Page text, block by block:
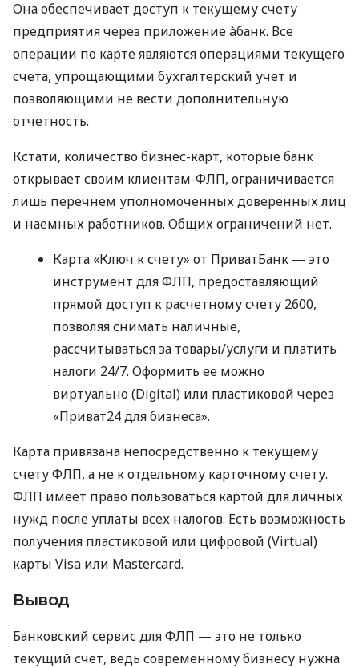
Она обеспечивает доступ к текущему счету
предприятия через приложение àбанк. Все
операции по карте являются операциями текущего
счета, упрощающими бухгалтерский учет и
позволяющими не вести дополнительную
отчетность.
Кстати, количество бизнес-карт, которые банк
открывает своим клиентам-ФЛП, ограничивается
лишь перечнем уполномоченных доверенных лиц
и наемных работников. Общих ограничений нет.
Карта «Ключ к счету» от ПриватБанк — это
инструмент для ФЛП, предоставляющий
прямой доступ к расчетному счету 2600,
позволяя снимать наличные,
рассчитываться за товары/услуги и платить
налоги 24/7. Оформить ее можно
виртуально (Digital) или пластиковой через
«Приват24 для бизнеса».
Карта привязана непосредственно к текущему
счету ФЛП, а не к отдельному карточному счету.
ФЛП имеет право пользоваться картой для личных
нужд после уплаты всех налогов. Есть возможность
получения пластиковой или цифровой (Virtual)
карты Visa или Mastercard.
Вывод
Банковский сервис для ФЛП — это не только
текущий счет, ведь современному бизнесу нужна